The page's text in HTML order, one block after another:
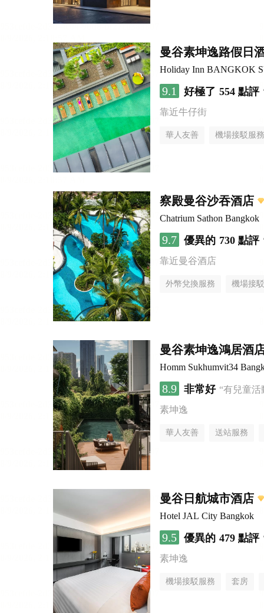
曼谷素坤逸路假日
Holiday Inn BANGKOK
9.1 好極了 554 點評
靠近牛仔街
華人友善 機場接駁服務
察殿曼谷沙吞酒店
Chatrium Sathon Bangkok
9.7 優異的 730 點評
靠近曼谷酒店
外幣兌換服務 機場接
曼谷素坤逸鴻居酒
Homm Sukhumvit34
8.9 非常好 “有兒童
素坤逸
華人友善 送站服務
曼谷日航城市酒店
Hotel JAL City Bangkok
9.5 優異的 479 點評
素坤逸
機場接駁服務 套房